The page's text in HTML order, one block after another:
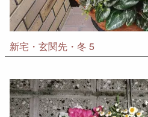
新宅・玄関先・冬 5